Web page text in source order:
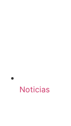
Noticias